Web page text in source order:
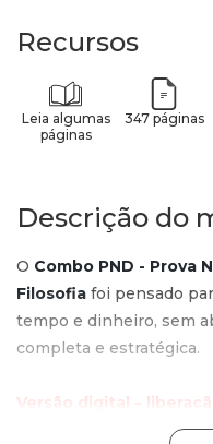
Recursos
Leia algumas
páginas
347 páginas
Descrição do
O Combo PND - Prova
Filosofia foi pensado
tempo e dinheiro, sem
completa e estratégica.
Versão digital –